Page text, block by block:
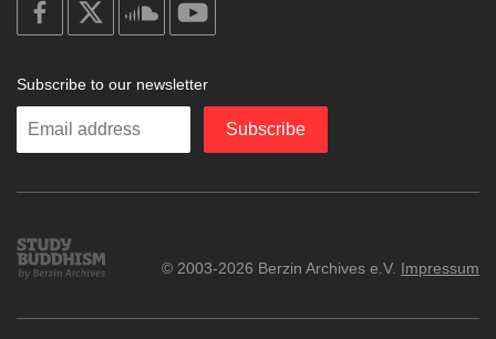
facebook
soundcloud
Subscribe to our newsletter
Enter
Subscribe
Study
Buddhism
© 2003-2026 Berzin Archives e.V. Impressum